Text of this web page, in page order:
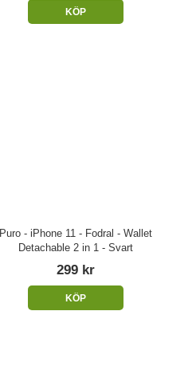
KÖP
Puro - iPhone 11 - Fodral - Wallet
Detachable 2 in 1 - Svart
299 kr
KÖP